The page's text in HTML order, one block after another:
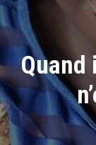
Quand